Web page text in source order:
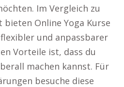
Im Vergleich zu
bieten Online Yoga Kurse
und anpassbarer
Vorteile ist, dass du
machen kannst. Für
besuche diese